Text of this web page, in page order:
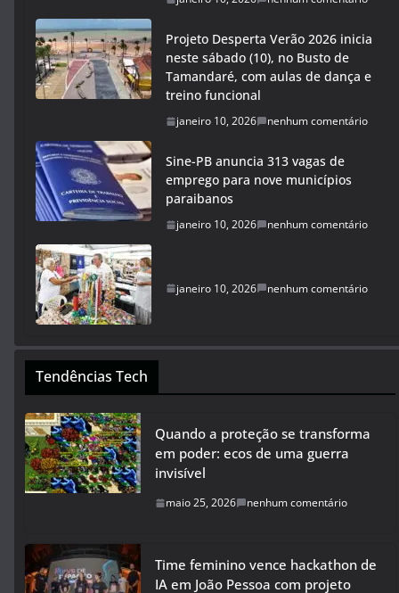
Projeto Desperta Verão 2026 inicia
neste sábado (10), no Busto de
Tamandaré, com aulas de dança e
treino funcional
janeiro 10, 2026 nenhum comentário
Sine-PB anuncia 313 vagas de
emprego para nove municípios
paraibanos
janeiro 10, 2026 nenhum comentário
janeiro 10, 2026 nenhum comentário
Tendências Tech
Quando a proteção se transforma
em poder: ecos de uma guerra
invisível
maio 25, 2026 nenhum comentário
Time feminino vence hackathon de
IA em João Pessoa com projeto